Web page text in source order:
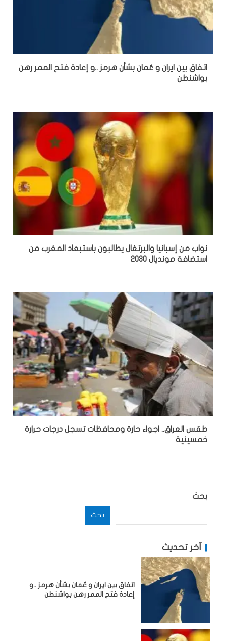
اتفاق بين ايران و عُمان بشأن هرمز ..و إعادة فتح الممر رهن
بواشنطن
نواب من إسبانيا والبرتغال يطالبون باستبعاد المغرب من
استضافة مونديال 2030
طقس العراق.. اجواء حارة ومحافظات تسجل درجات حرارة
خمسينية
بحث
بحث
آخر تحديث
اتفاق بين ايران و عُمان بشأن هرمز ..و
إعادة فتح الممر رهن بواشنطن